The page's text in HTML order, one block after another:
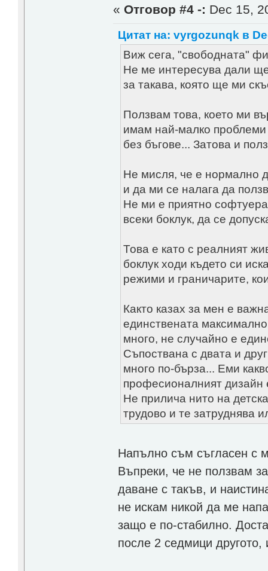
« Отговор #4 -: Dec 15,
Цитат на: vyrgozunqk в
Виж сега, "свободната"
Не ме интересува дали
за такава, която ще ми
Ползвам това, което ми
имам най-малко
без бъгове... Затова и
Не мисля, че е нормално
и да ми се налага да
Не ми е приятно
всеки боклук, да се
Това е като с реалният
боклук ходи където си
режими и граничарите,
Както казах за мен е
единствената
много, не случайно е
Съпоствана с двата и
много по-бърза... Еми
професионалният дизайн
Не прилича нито на
трудово и те затруднява
Напълно съм съгласен с
Въпреки, че не ползвам
даване с такъв, и
не искам никой да ме
защо е по-стабилно.
после 2 седмици